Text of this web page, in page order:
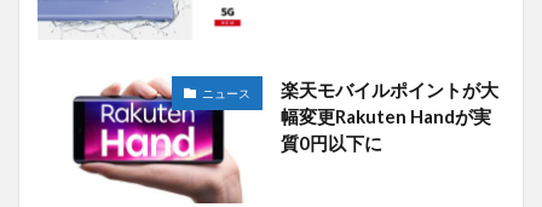
ニュース
楽天モバイルポイントが大
幅変更Rakuten Handが実
質0円以下に